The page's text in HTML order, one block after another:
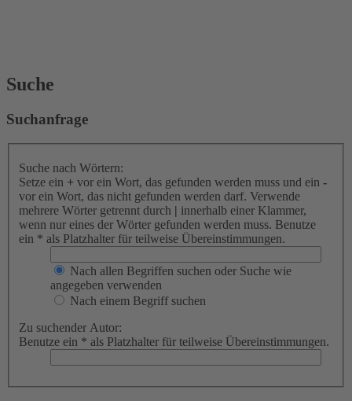
Suche
Suchanfrage
Suche nach Wörtern:
Setze ein + vor ein Wort, das gefunden werden muss und ein -
vor ein Wort, das nicht gefunden werden darf. Verwende
mehrere Wörter getrennt durch | innerhalb einer Klammer,
wenn nur eines der Wörter gefunden werden muss. Benutze
ein * als Platzhalter für teilweise Übereinstimmungen.
Nach allen Begriffen suchen oder Suche wie
angegeben verwenden
Nach einem Begriff suchen
Zu suchender Autor:
Benutze ein * als Platzhalter für teilweise Übereinstimmungen.